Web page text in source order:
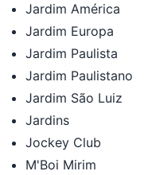
Jardim América
Jardim Europa
Jardim Paulista
Jardim Paulistano
Jardim São Luiz
Jardins
Jockey Club
M'Boi Mirim